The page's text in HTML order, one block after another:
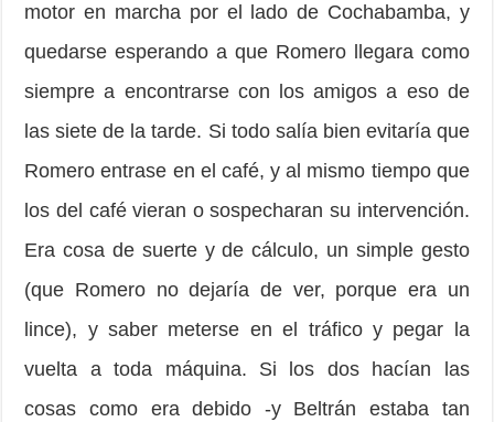
motor en marcha por el lado de Cochabamba, y
quedarse esperando a que Romero llegara como
siempre a en­contrarse con los amigos a eso de
las siete de la tarde. Si todo salía bien evitaría que
Romero entrase en el café, y al mismo tiempo que
los del café vieran o sospecharan su intervención.
Era cosa de suerte y de cálculo, un simple gesto
(que Romero no dejaría de ver, porque era un
lince), y saber meterse en el tráfico y pegar la
vuelta a toda máquina. Si los dos hacían las
cosas como era debido -y Beltrán estaba tan